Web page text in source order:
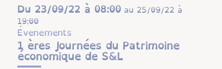
Du 23/09/22 à 08:00 au 25/09/22 à
19:00
Évenements
1 ères Journées du Patrimoine
économique de S&L